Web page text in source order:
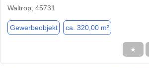
Waltrop, 45731
Gewerbeobjekt ca. 320,00 m²
★